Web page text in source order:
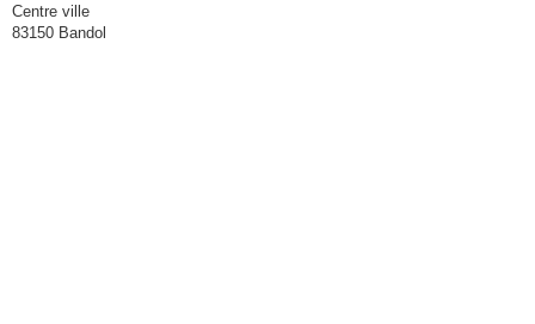
Centre ville
83150 Bandol